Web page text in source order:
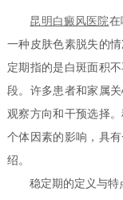
昆明白癜风医院在
一种皮肤色素脱失的
定期指的是白斑面积
段。许多患者和家属
观察方向和干预选择
个体因素的影响，具
绍。
稳定期的定义与特